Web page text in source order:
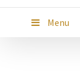
Menu